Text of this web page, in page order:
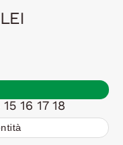
16 17 18